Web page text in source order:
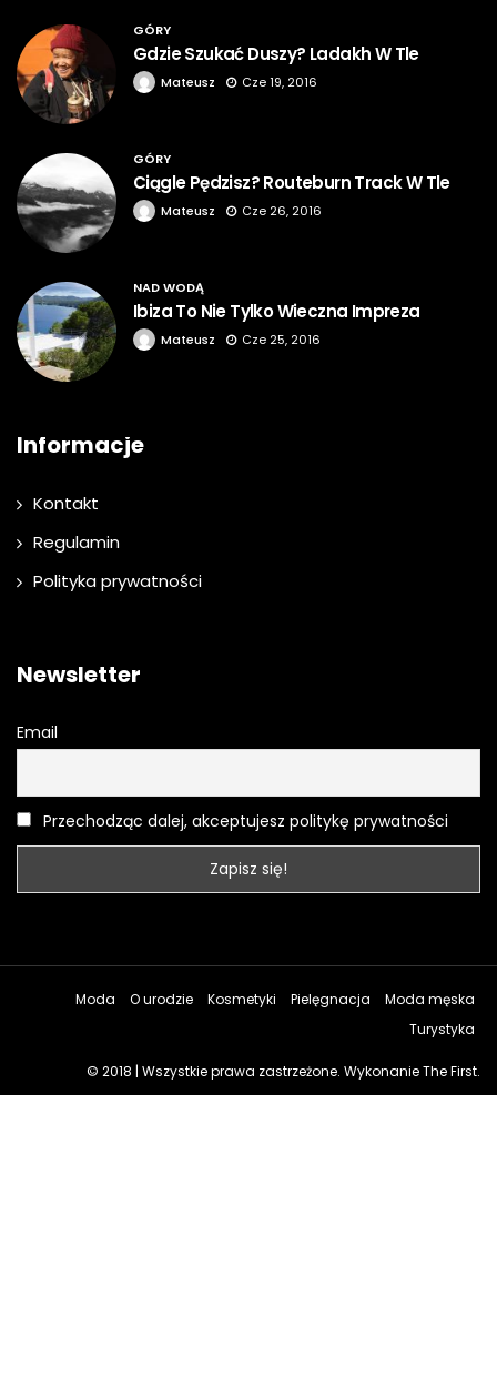
GÓRY
Gdzie Szukać Duszy? Ladakh W Tle
Mateusz Cze 19, 2016
GÓRY
Ciągle Pędzisz? Routeburn Track W Tle
Mateusz Cze 26, 2016
NAD WODĄ
Ibiza To Nie Tylko Wieczna Impreza
Mateusz Cze 25, 2016
Informacje
Kontakt
Regulamin
Polityka prywatności
Newsletter
Email
Przechodząc dalej, akceptujesz politykę prywatności
Moda O urodzie Kosmetyki Pielęgnacja
Moda męska
Turystyka
© 2018 | Wszystkie prawa zastrzeżone. Wykonanie The First.